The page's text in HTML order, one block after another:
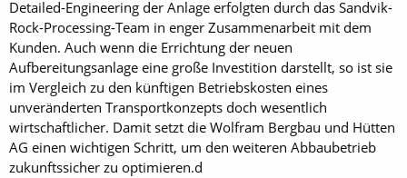
Detailed-Engineering der Anlage erfolgten durch das Sandvik-
Rock-Processing-Team in enger Zusammenarbeit mit dem
Kunden. Auch wenn die Errichtung der neuen
Aufbereitungsanlage eine große Investition darstellt, so ist sie
im Vergleich zu den künftigen Betriebskosten eines
unveränderten Transportkonzepts doch wesentlich
wirtschaftlicher. Damit setzt die Wolfram Bergbau und Hütten
AG einen wichtigen Schritt, um den weiteren Abbaubetrieb
zukunftssicher zu optimieren.d